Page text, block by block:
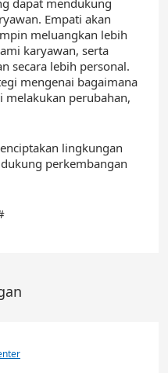
dapat mendukung
Empati akan
meluangkan lebih
karyawan, serta
secara lebih personal.
mengenai bagaimana
perubahan,
lingkungan
perkembangan